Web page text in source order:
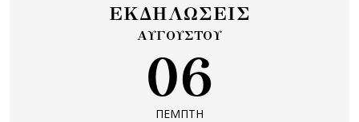
ΕΚΔΗΛΩΣΕΙΣ
ΑΥΓΟΥΣΤΟΥ
06
ΠΕΜΠΤΗ